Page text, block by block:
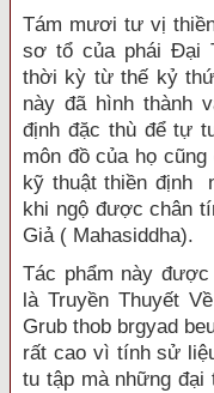
Tám mươi tư vị
sơ tổ của phái Ðại
thời kỳ từ thế kỷ
này đã hình thành
định đặc thù để tự
môn đồ của họ
kỹ thuật thiền định
khi ngộ được chân
Giả ( Mahasiddha).
Tác phẩm này
là Truyền Thuyết
Grub thob brgyad
rất cao vì tính sử
tu tập mà những đại